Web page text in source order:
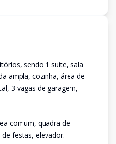
sendo 1 suíte, sala
ampla, cozinha, área de
3 vagas de garagem,
comum, quadra de
festas, elevador.